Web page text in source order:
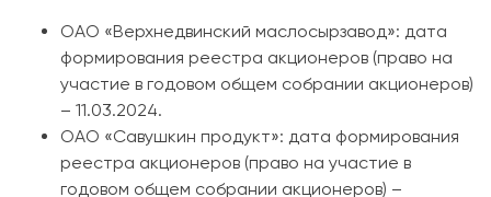
ОАО «Верхнедвинский маслосырзавод»: дата
формирования реестра акционеров (право на
участие в годовом общем собрании акционеров)
– 11.03.2024.
ОАО «Савушкин продукт»: дата формирования
реестра акционеров (право на участие в
годовом общем собрании акционеров) –